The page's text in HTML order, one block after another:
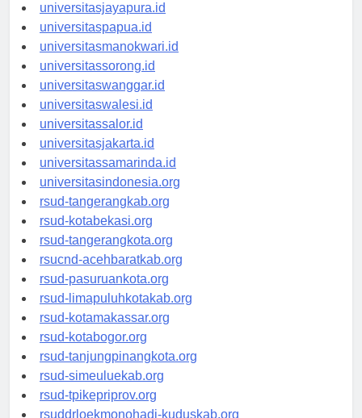
universitassofifi.id
universitasjayapura.id
universitaspapua.id
universitasmanokwari.id
universitassorong.id
universitaswanggar.id
universitaswalesi.id
universitassalor.id
universitasjakarta.id
universitassamarinda.id
universitasindonesia.org
rsud-tangerangkab.org
rsud-kotabekasi.org
rsud-tangerangkota.org
rsucnd-acehbaratkab.org
rsud-pasuruankota.org
rsud-limapuluhkotakab.org
rsud-kotamakassar.org
rsud-kotabogor.org
rsud-tanjungpinangkota.org
rsud-simeuluekab.org
rsud-tpikepriprov.org